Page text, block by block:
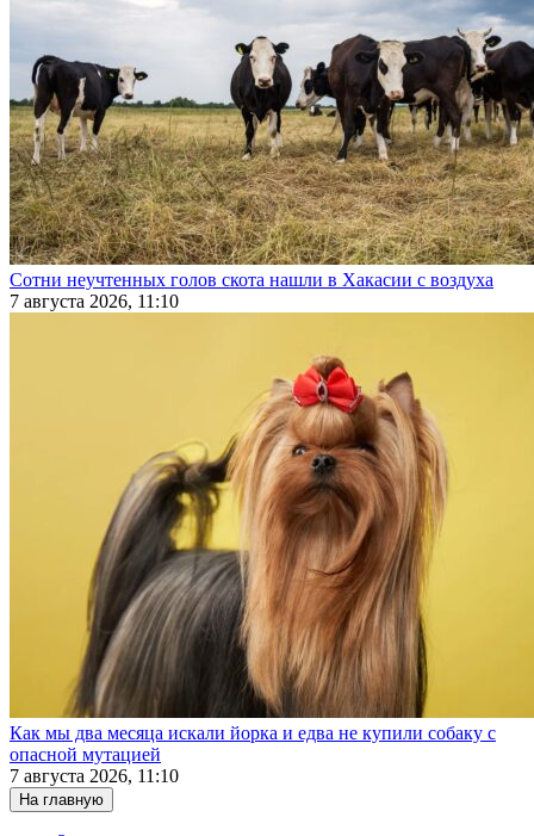
Сотни неучтенных голов скота нашли в Хакасии с воздуха
7 августа 2026, 11:10
Как мы два месяца искали йорка и едва не купили собаку с
опасной мутацией
7 августа 2026, 11:10
На главную